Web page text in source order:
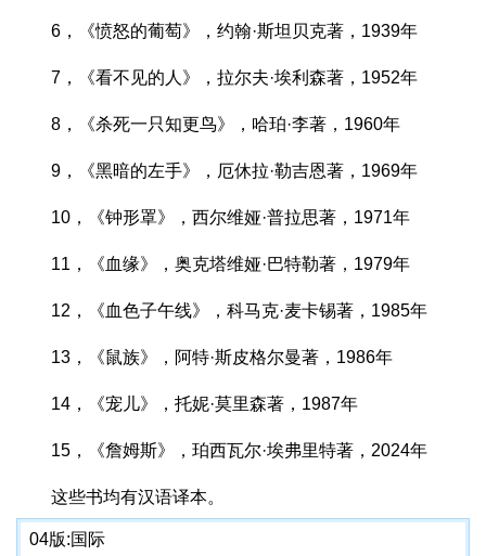
6，《愤怒的葡萄》，约翰·斯坦贝克著，1939年
7，《看不见的人》，拉尔夫·埃利森著，1952年
8，《杀死一只知更鸟》，哈珀·李著，1960年
9，《黑暗的左手》，厄休拉·勒吉恩著，1969年
10，《钟形罩》，西尔维娅·普拉思著，1971年
11，《血缘》，奥克塔维娅·巴特勒著，1979年
12，《血色子午线》，科马克·麦卡锡著，1985年
13，《鼠族》，阿特·斯皮格尔曼著，1986年
14，《宠儿》，托妮·莫里森著，1987年
15，《詹姆斯》，珀西瓦尔·埃弗里特著，2024年
这些书均有汉语译本。
04版:国际